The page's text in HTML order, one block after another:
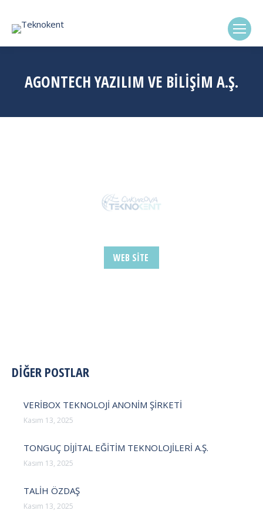
AGONTECH YAZILIM VE BİLİŞİM A.Ş.
WEB SITE
POST
DİĞER POSTLAR
VERİBOX TEKNOLOJİ ANONİM ŞİRKETİ
Kasım 13, 2025
TONGUÇ DİJİTAL EĞİTİM TEKNOLOJİLERİ A.Ş.
Kasım 13, 2025
TALİH ÖZDAŞ
Kasım 13, 2025